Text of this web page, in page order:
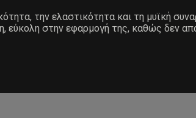
την ελαστικότητα και τη μυϊκή
στην εφαρμογή της, καθώς δεν